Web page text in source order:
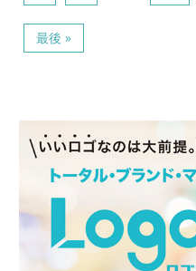
最後 »